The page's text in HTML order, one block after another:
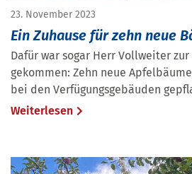
23. November 2023
Ein Zuhause für zehn neue
Dafür war sogar Herr Vollweiter
gekommen: Zehn neue
bei den Verfügungsgebäuden
Weiterlesen